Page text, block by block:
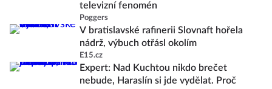
televizní fenomén
Poggers
V bratislavské rafinerii Slovnaft hořela
nádrž, výbuch otřásl okolím
E15.cz
Expert: Nad Kuchtou nikdo brečet
nebude, Haraslín si jde vydělat. Proč